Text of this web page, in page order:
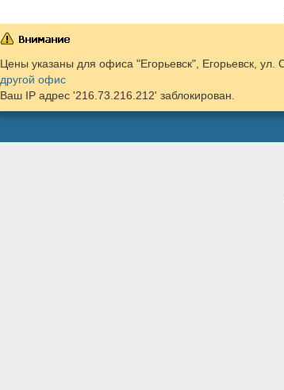
Цены указаны для офиса "Егорьевск", Егорьевск, ул.
другой офис
Ваш IP адрес '216.73.216.212' заблокирован.